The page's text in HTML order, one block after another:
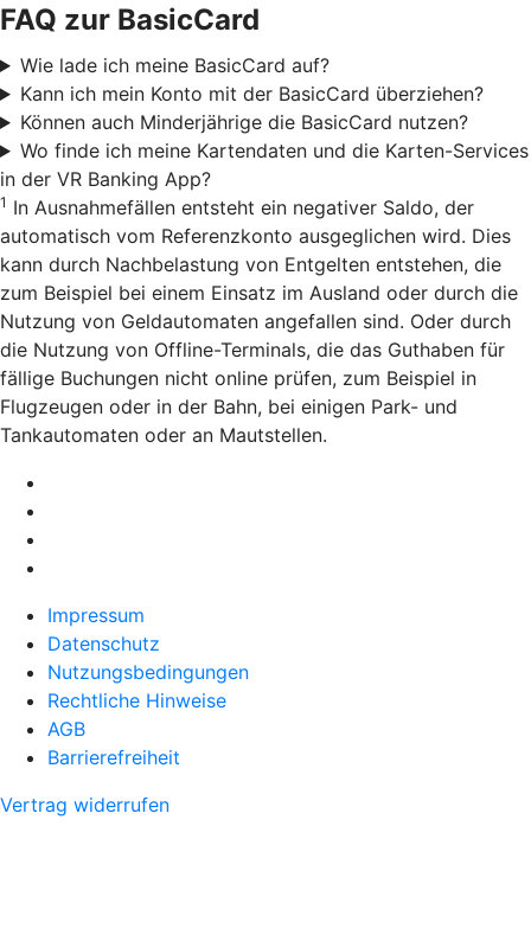
FAQ zur BasicCard
Wie lade ich meine BasicCard auf?
Kann ich mein Konto mit der BasicCard überziehen?
Können auch Minderjährige die BasicCard nutzen?
Wo finde ich meine Kartendaten und die Karten-Services
in der VR Banking App?
1 In Ausnahmefällen entsteht ein negativer Saldo, der
automatisch vom Referenzkonto ausgeglichen wird. Dies
kann durch Nachbelastung von Entgelten entstehen, die
zum Beispiel bei einem Einsatz im Ausland oder durch die
Nutzung von Geldautomaten angefallen sind. Oder durch
die Nutzung von Offline-Terminals, die das Guthaben für
fällige Buchungen nicht online prüfen, zum Beispiel in
Flugzeugen oder in der Bahn, bei einigen Park- und
Tankautomaten oder an Mautstellen.
Impressum
Datenschutz
Nutzungsbedingungen
Rechtliche Hinweise
AGB
Barrierefreiheit
Vertrag widerrufen